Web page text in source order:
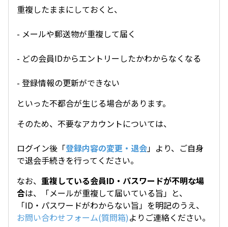
重複したままにしておくと、
- メールや郵送物が重複して届く
- どの会員IDからエントリーしたかわからなくなる
- 登録情報の更新ができない
といった不都合が生じる場合があります。
そのため、不要なアカウントについては、
ログイン後「登録内容の変更・退会」より、ご自身
で退会手続きを行ってください。
なお、 重複している会員ID・パスワードが不明な場
合は、「メールが重複して届いている旨」と、
「ID・パスワードがわからない旨」を明記のうえ、
お問い合わせフォーム(質問箱)よりご連絡ください。